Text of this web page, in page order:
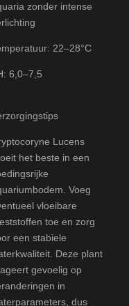
zonder intense
22–28°C
6,0–7,5
Lucens
het beste in een
Voeg
vloeibare
toe en zorg
een stabiele
Deze plant
gevoelig op
in
dus